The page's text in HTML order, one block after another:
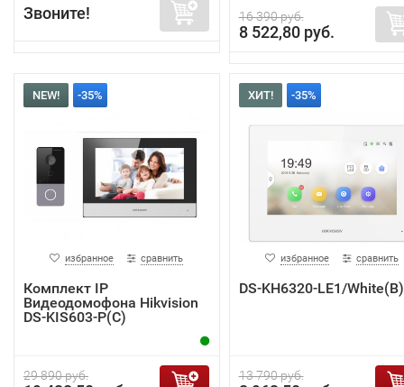
Звоните! 16 390 руб.
8 522,80 руб.
NEW! -35%
избранное сравнить
Комплект IP
Видеодомофона Hikvision
DS-KIS603-P(C)
29 890 руб.
ХИТ! -35%
избранное сравнить
DS-KH6320-LE1/White(B)
13 790 руб.